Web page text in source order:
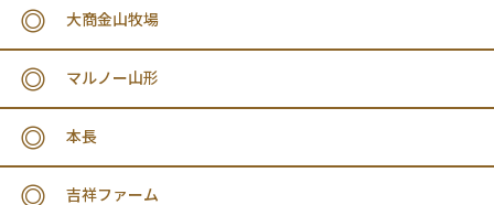
大商金山牧場
マルノー山形
本長
吉祥ファーム